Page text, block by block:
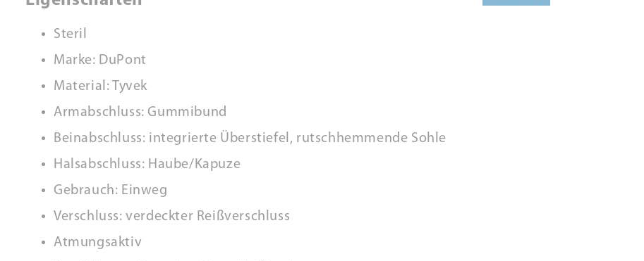
Steril
Marke: DuPont
Material: Tyvek
Armabschluss: Gummibund
Beinabschluss: integrierte Überstiefel, rutschhemmende Sohle
Halsabschluss: Haube/Kapuze
Gebrauch: Einweg
Verschluss: verdeckter Reißverschluss
Atmungsaktiv